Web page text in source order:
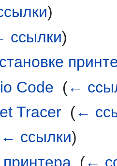
)
ссылки)
Code (←
Tracer (←
← ссылки)
(←